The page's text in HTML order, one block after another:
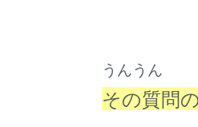
うんうん
その質問